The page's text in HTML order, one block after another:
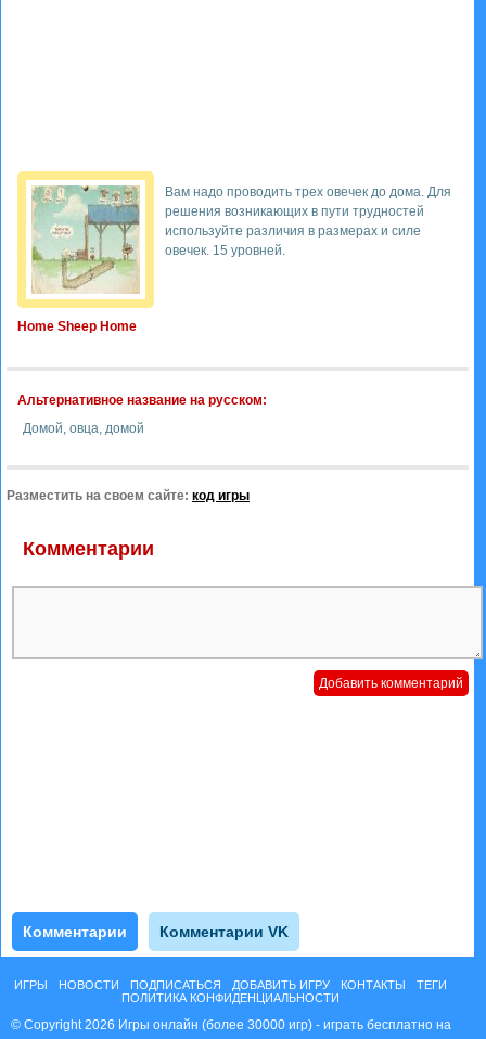
Home Sheep Home
Вам надо проводить трех овечек до дома. Для
решения возникающих в пути трудностей
используйте различия в размерах и силе
овечек. 15 уровней.
Альтернативное название на русском:
Домой, овца, домой
Разместить на своем сайте: код игры
Комментарии
Комментарии Комментарии VK
ИГРЫ НОВОСТИ ПОДПИСАТЬСЯ ДОБАВИТЬ ИГРУ КОНТАКТЫ
ТЕГИ
ПОЛИТИКА КОНФИДЕНЦИАЛЬНОСТИ
© Copyright 2026 Игры онлайн (более 30000 игр) - играть бесплатно на